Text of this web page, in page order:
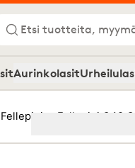
Etsi tuotteita,
Aurinkolasit
Fellepini Fellepini O48